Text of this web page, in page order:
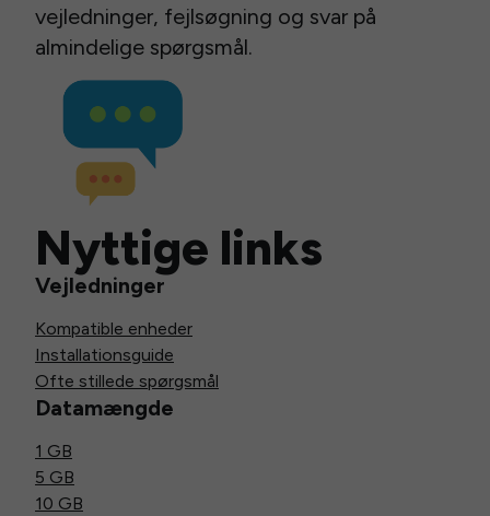
vejledninger, fejlsøgning og svar på
almindelige spørgsmål.
Nyttige links
Vejledninger
Kompatible enheder
Installationsguide
Ofte stillede spørgsmål
Datamængde
1 GB
5 GB
10 GB